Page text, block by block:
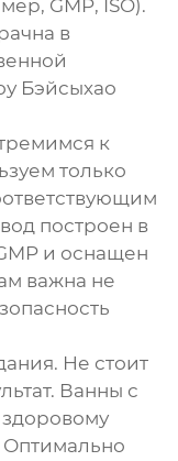
GMP, ISO).
в
Бэйсыхао
к
только
построен в
и оснащен
важна не
Не стоит
Ванны с
Оптимально